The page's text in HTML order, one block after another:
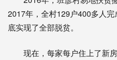
2017年，全村129户400多人
底实现了全部脱贫。
现在，每家每户住上了新房